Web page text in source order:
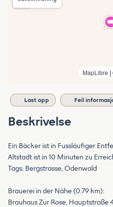
MapLibre |
Last opp Feil
Beskrivelse
Ein Bäcker ist in Fussläufiger
Altstadt ist in 10 Minuten zu
Tags: Bergstrasse, Odenwald
Brauerei in der Nähe (0.79 km):
Brauhaus Zur Rose, Hauptstraße